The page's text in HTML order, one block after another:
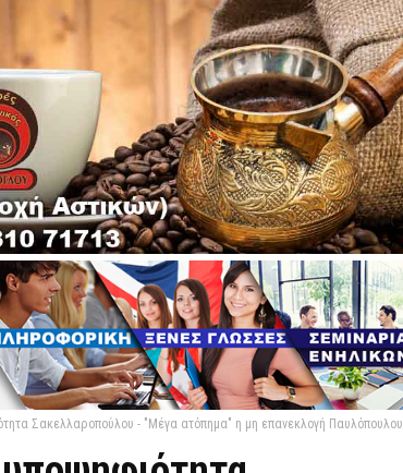
Σακελλαροπούλου - "Μέγα ατόπημα" η μη επανεκλογή Παυλόπουλου